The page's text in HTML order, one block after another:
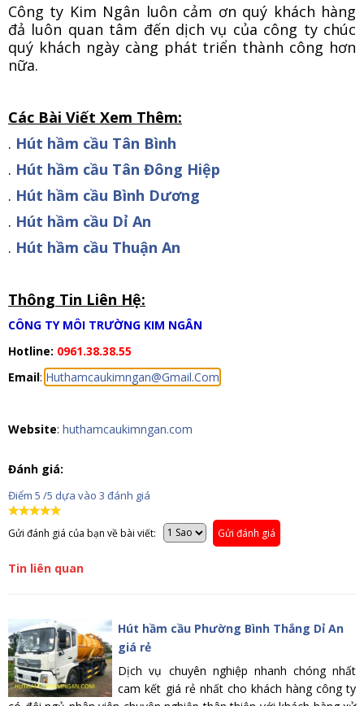
Công ty Kim Ngân luôn cảm ơn quý khách hàng
đả luôn quan tâm đến dịch vụ của công ty chúc
quý khách ngày càng phát triển thành công hơn
nữa.
Các Bài Viết Xem Thêm:
. Hút hầm cầu Tân Bình
. Hút hầm cầu Tân Đông Hiệp
. Hút hầm cầu Bình Dương
. Hút hầm cầu Dỉ An
. Hút hầm cầu Thuận An
Thông Tin Liên Hệ:
CÔNG TY MÔI TRƯỜNG KIM NGÂN
Hotline: 0961.38.38.55
Email: Huthamcaukimngan@Gmail.Com
Website: huthamcaukimngan.com
Đánh giá:
Điểm 5 /5 dựa vào 3 đánh giá
Gửi đánh giá của bạn về bài viết: Gửi đánh giá
Tin liên quan
Hút hầm cầu Phường Bình Thắng Dỉ An
giá rẻ
Dịch vụ chuyên nghiệp nhanh chóng nhất
cam kết giá rẻ nhất cho khách hàng công ty